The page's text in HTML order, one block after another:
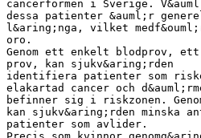
cancerformen i Sverige.
dessa patienter &auml;r
l&aring;nga, vilket
oro.
Genom ett enkelt blodprov,
prov, kan sjukv&aring;rden
identifiera patienter som
elakartad cancer och
befinner sig i riskzonen.
kan sjukv&aring;rden minska
patienter som avlider.